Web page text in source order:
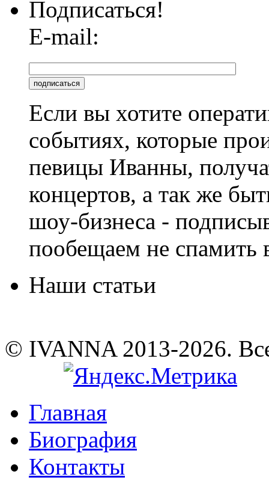
Подписаться!
E-mail:
Если вы хотите
событиях, которые
певицы Иванны,
концертов, а так же
шоу-бизнеса -
пообещаем не спамить
Наши статьи
© IVANNA 2013-2026.
Главная
Биография
Контакты